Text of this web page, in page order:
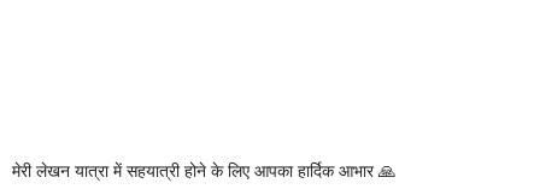
मेरी लेखन यात्रा में सहयात्री होने के लिए आपका हार्दिक आभार 🙏